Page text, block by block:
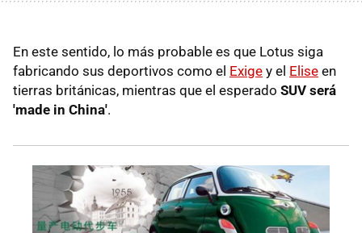
En este sentido, lo más probable es que Lotus siga
fabricando sus deportivos como el Exige y el Elise en
tierras británicas, mientras que el esperado SUV será
'made in China'.